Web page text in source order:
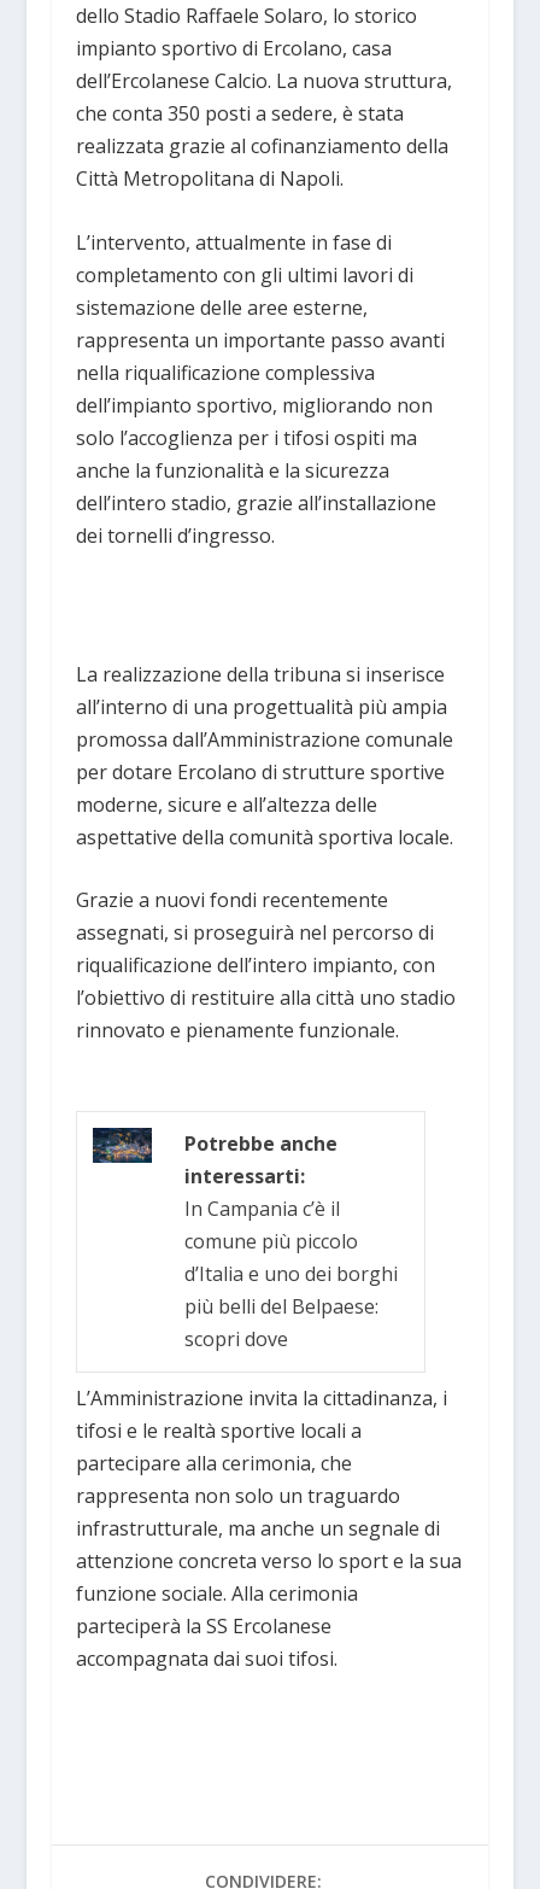
dello Stadio Raffaele Solaro, lo storico
impianto sportivo di Ercolano, casa
dell’Ercolanese Calcio. La nuova struttura,
che conta 350 posti a sedere, è stata
realizzata grazie al cofinanziamento della
Città Metropolitana di Napoli.
L’intervento, attualmente in fase di
completamento con gli ultimi lavori di
sistemazione delle aree esterne,
rappresenta un importante passo avanti
nella riqualificazione complessiva
dell’impianto sportivo, migliorando non
solo l’accoglienza per i tifosi ospiti ma
anche la funzionalità e la sicurezza
dell’intero stadio, grazie all’installazione
dei tornelli d’ingresso.
La realizzazione della tribuna si inserisce
all’interno di una progettualità più ampia
promossa dall’Amministrazione comunale
per dotare Ercolano di strutture sportive
moderne, sicure e all’altezza delle
aspettative della comunità sportiva locale.
Grazie a nuovi fondi recentemente
assegnati, si proseguirà nel percorso di
riqualificazione dell’intero impianto, con
l’obiettivo di restituire alla città uno stadio
rinnovato e pienamente funzionale.
Potrebbe anche
interessarti:
In Campania c’è il
comune più piccolo
d’Italia e uno dei borghi
più belli del Belpaese:
scopri dove
L’Amministrazione invita la cittadinanza, i
tifosi e le realtà sportive locali a
partecipare alla cerimonia, che
rappresenta non solo un traguardo
infrastrutturale, ma anche un segnale di
attenzione concreta verso lo sport e la sua
funzione sociale. Alla cerimonia
parteciperà la SS Ercolanese
accompagnata dai suoi tifosi.
CONDIVIDERE: